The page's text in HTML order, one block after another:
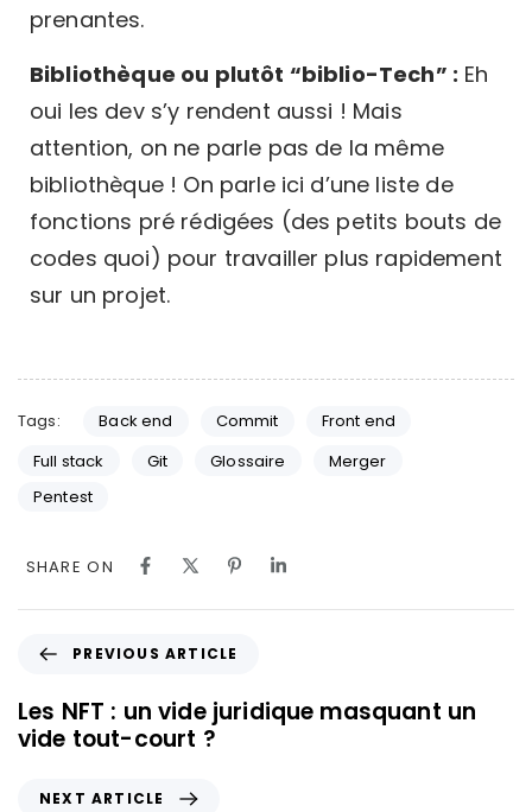
prenantes.
Bibliothèque ou plutôt “biblio-Tech” : Eh
oui les dev s’y rendent aussi ! Mais
attention, on ne parle pas de la même
bibliothèque ! On parle ici d’une liste de
fonctions pré rédigées (des petits bouts de
codes quoi) pour travailler plus rapidement
sur un projet.
Tags: Back end Commit
Front end
Full stack
Git Glossaire
Merger
Pentest
SHARE ON
PREVIOUS ARTICLE
Les NFT : un vide juridique masquant un
vide tout-court ?
NEXT ARTICLE